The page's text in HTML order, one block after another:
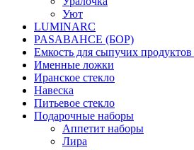
Уют
LUMINARC
PASABAHCE (БОР)
Емкость для сыпучих
Именные ложки
Иранское стекло
Навеска
Питьевое стекло
Подарочные наборы
Аппетит наборы
Лира